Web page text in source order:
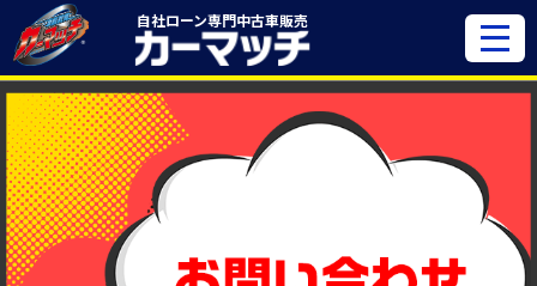
自社ローン専門中古車販売